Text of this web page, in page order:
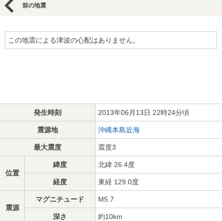
前の地震
この地震による津波の心配はありません。
発生時刻 2013年06月13日 22時24分頃
震源地 沖縄本島近海
最大震度 震度3
位置
緯度 北緯 26.4度
経度 東経 129.0度
震源
マグニチュード M5.7
深さ 約10km